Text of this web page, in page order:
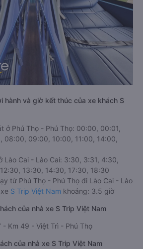
hành và giờ kết thúc của xe khách S
ở Phú Thọ - Phú Thọ: 00:00, 00:01,
08:00, 09:00, 10:00, 11:00, 14:00,
Lào Cai - Lào Cai: 3:30, 3:31, 4:30,
13:30, 14:30, 17:30, 18:30
từ Phú Thọ - Phú Thọ đi Lào Cai - Lào
S Trip Việt Nam khoảng: 3.5 giờ
của nhà xe S Trip Việt Nam
- Km 49 - Việt Trì - Phú Thọ
của nhà xe S Trip Việt Nam